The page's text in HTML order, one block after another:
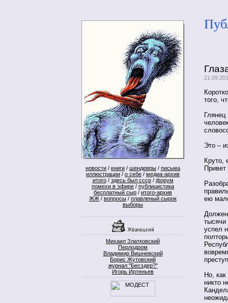
новости / книги / шендевры / письма
иллюстрации / о себе / медиа-архив
итого/ здесь был ссср/ форум
помехи в эфире / публицистика
бесплатный сыр / итого-архив
ЖЖ / вопросы / плавленый сырок
выборы
Михаил Златковский
Перлодром
Владимир Вишневский
Борис Жутовский
журнал "Бесэдер?"
Игорь Иртеньев
того,
Это –
Круто,
ею
тысячи
успел
Но, как
никто